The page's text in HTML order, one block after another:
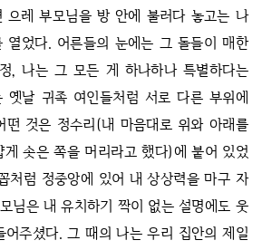
으레 부모님을 방 안에 불러다 놓고는 나
열었다. 어른들의 눈에는 그 돌들이 매한
, 나는 그 모든 게 하나하나 특별하다는
옛날 귀족 여인들처럼 서로 다른 부위에
떤 것은 정수리(내 마음대로 위와 아래를
솟은 쪽을 머리라고 했다)에 붙어 있었
처럼 정중앙에 있어 내 상상력을 마구 자
님은 내 유치하기 짝이 없는 설명에도 웃
주셨다. 그 때의 나는 우리 집안의 제일